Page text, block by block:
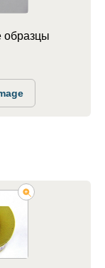
образцы